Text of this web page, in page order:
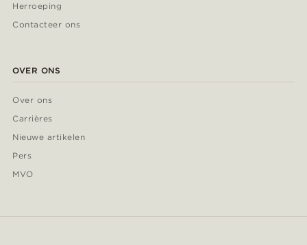
Herroeping
Contacteer ons
OVER ONS
Over ons
Carrières
Nieuwe artikelen
Pers
MVO